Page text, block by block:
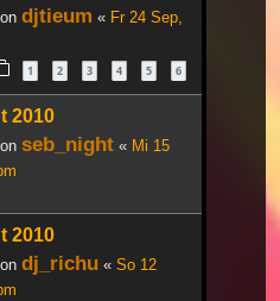
djtieum « Fr 24 Sep,
1 2 3 4 5 6
2010
seb_night « Mi 15
2010
dj_richu « So 12